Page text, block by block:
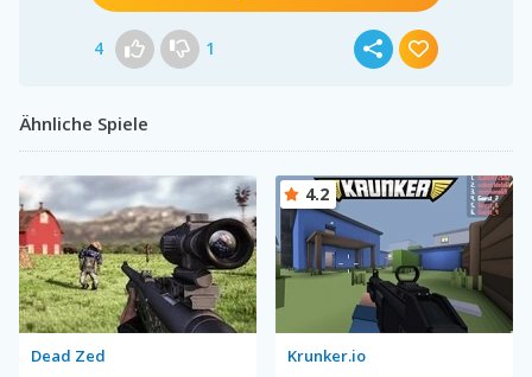
4 1
Ähnliche Spiele
Dead Zed Krunker.io
4.2